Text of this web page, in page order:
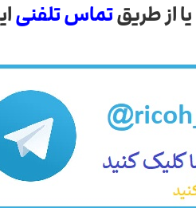
از طریقتماس تلفنی